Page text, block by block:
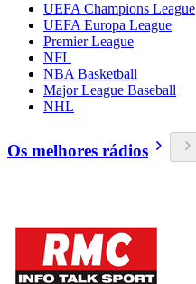
UEFA Champions League
UEFA Europa League
Premier League
NFL
NBA Basketball
Major League Baseball
NHL
Os melhores rádios